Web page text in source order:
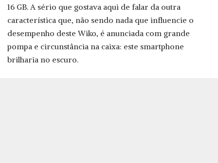
16 GB. A sério que gostava aqui de falar da outra
característica que, não sendo nada que influencie o
desempenho deste Wiko, é anunciada com grande
pompa e circunstância na caixa: este smartphone
brilharia no escuro.